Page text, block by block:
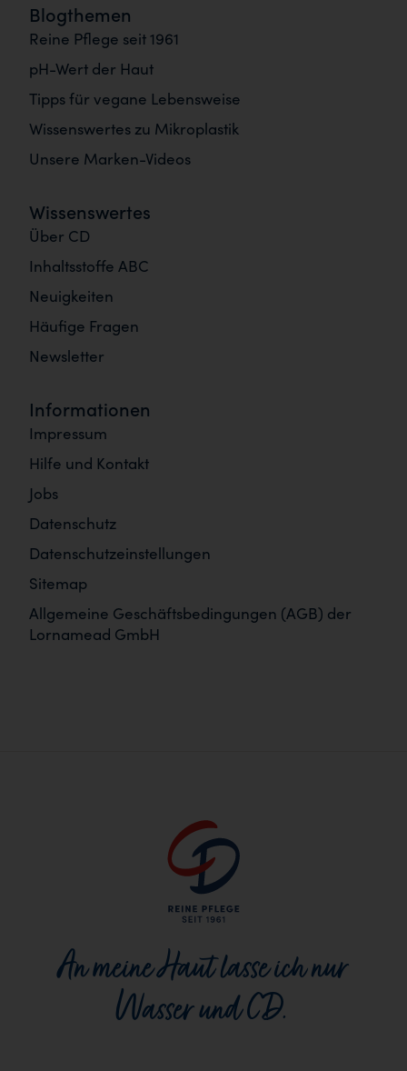
Blogthemen
Reine Pflege seit 1961
pH-Wert der Haut
Tipps für vegane Lebensweise
Wissenswertes zu Mikroplastik
Unsere Marken-Videos
Wissenswertes
Über CD
Inhaltsstoffe ABC
Neuigkeiten
Häufige Fragen
Newsletter
Informationen
Impressum
Hilfe und Kontakt
Jobs
Datenschutz
Datenschutzeinstellungen
Sitemap
Allgemeine Geschäftsbedingungen (AGB) der
Lornamead GmbH
An meine Haut lasse ich nur
Wasser und CD.